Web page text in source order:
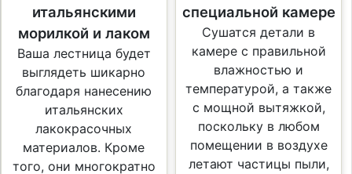
итальянскими
морилкой и лаком
Ваша лестница будет
выглядеть шикарно
благодаря нанесению
итальянских
лакокрасочных
материалов. Кроме
того, они многократно
специальной камере
Сушатся детали в
камере с правильной
влажностью и
температурой, а также
с мощной вытяжкой,
поскольку в любом
помещении в воздухе
летают частицы пыли,